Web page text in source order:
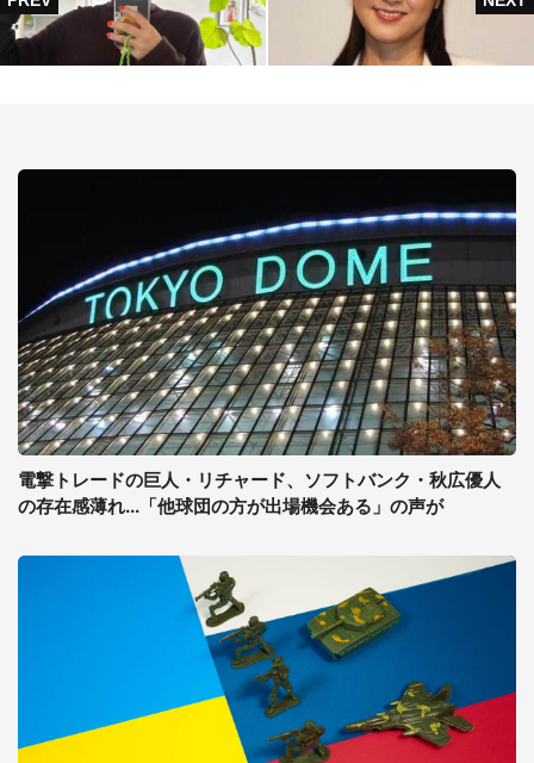
電撃トレードの巨人・リチャード、ソフトバンク・秋広優人
の存在感薄れ...「他球団の方が出場機会ある」の声が